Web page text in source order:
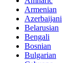
Armenian
Azerbaijani
Belarusian
Bengali
Bosnian
Bulgarian